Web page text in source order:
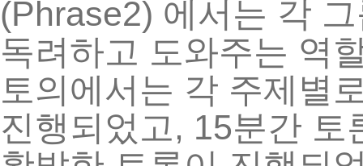
(Phrase2) 에서는 각
독려하고 도와주는 역
토의에서는 각 주제별
진행되었고, 15분간 토